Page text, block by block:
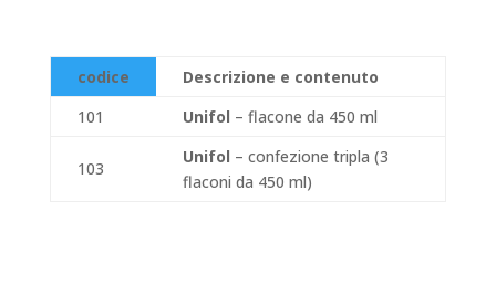
codice
Descrizione e contenuto
101
Unifol – flacone da 450 ml
103
Unifol – confezione tripla (3
flaconi da 450 ml)